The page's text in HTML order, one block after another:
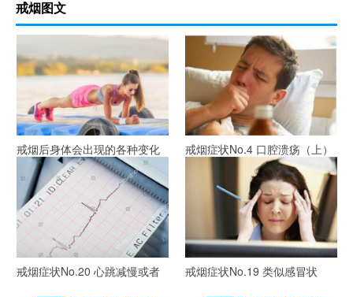
戒烟图文
戒烟后身体会出现的各种变化
(第20分钟开始)
戒烟症状No.4 口腔溃疡（上）
戒烟症状No.20 心跳减慢或者
戒烟症状No.19 类似感冒状